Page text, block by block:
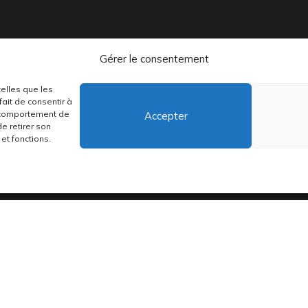
Gérer le consentement
que les
de consentir à
de
retirer son
fonctions.
Accepter
distribuons depuis toujours des pépites musicales, dont des vinyles